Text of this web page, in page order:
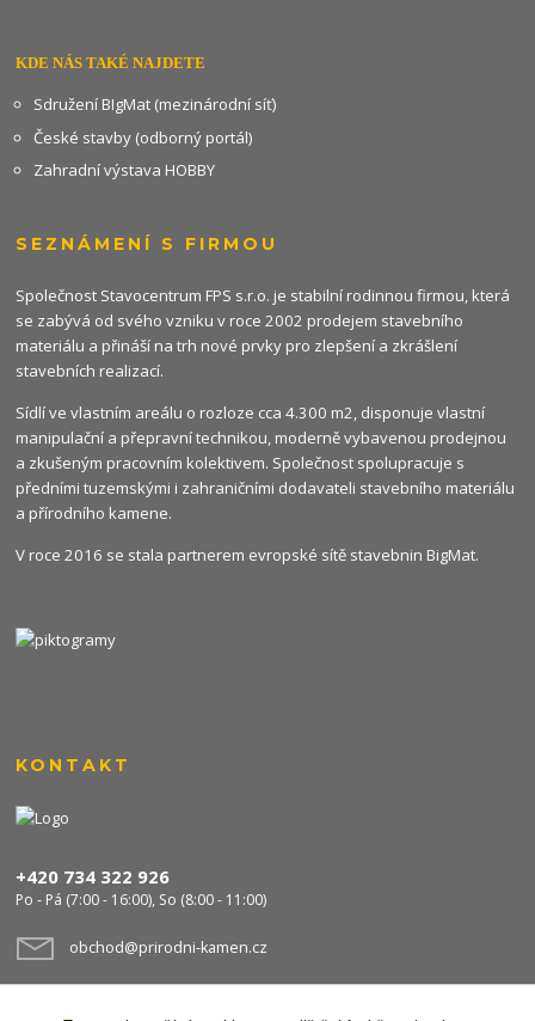
KDE NÁS TAKÉ NAJDETE
Sdružení BIgMat (mezinárodní síť)
České stavby (odborný portál)
Zahradní výstava HOBBY
SEZNÁMENÍ S FIRMOU
Společnost Stavocentrum FPS s.r.o. je stabilní rodinnou firmou, která
se zabývá od svého vzniku v roce 2002 prodejem stavebního
materiálu a přináší na trh nové prvky pro zlepšení a zkrášlení
stavebních realizací.
Sídlí ve vlastním areálu o rozloze cca 4.300 m2, disponuje vlastní
manipulační a přepravní technikou, moderně vybavenou prodejnou
a zkušeným pracovním kolektivem. Společnost spolupracuje s
předními tuzemskými i zahraničními dodavateli stavebního materiálu
a přírodního kamene.
V roce 2016 se stala partnerem evropské sítě stavebnin BigMat.
KONTAKT
+420 734 322 926
Po - Pá (7:00 - 16:00), So (8:00 - 11:00)
obchod@prirodni-kamen.cz